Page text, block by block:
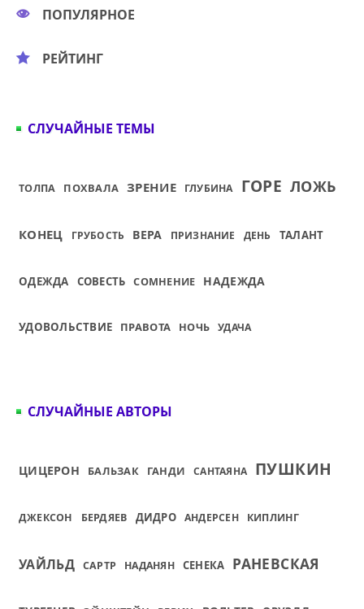
ПОПУЛЯРНОЕ
РЕЙТИНГ
СЛУЧАЙНЫЕ ТЕМЫ
ТОЛПА ПОХВАЛА ЗРЕНИЕ ГЛУБИНА ГОРЕ ЛОЖЬ
КОНЕЦ ГРУБОСТЬ ВЕРА ПРИЗНАНИЕ ДЕНЬ ТАЛАНТ
ОДЕЖДА СОВЕСТЬ СОМНЕНИЕ НАДЕЖДА
УДОВОЛЬСТВИЕ ПРАВОТА НОЧЬ УДАЧА
СЛУЧАЙНЫЕ АВТОРЫ
ЦИЦЕРОН БАЛЬЗАК ГАНДИ САНТАЯНА ПУШКИН
ДЖЕКСОН БЕРДЯЕВ ДИДРО АНДЕРСЕН КИПЛИНГ
УАЙЛЬД САРТР НАДАНЯН СЕНЕКА РАНЕВСКАЯ